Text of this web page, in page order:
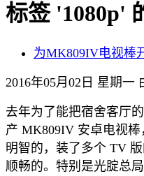
标签 '1080p'
为MK809IV电视棒
2016年05月02日 星期一
去年为了能把宿舍客厅
产 MK809IV 安卓电视
明智的，装了多个 TV
顺畅的。特别是光腚总